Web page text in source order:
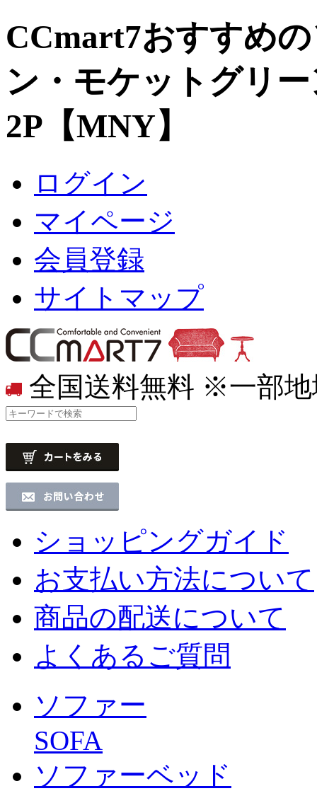
CCmart7おすすめ
ン・モケットグリ
2P【MNY】
ログイン
マイページ
会員登録
サイトマップ
全国送料無料 ※一部地
ショッピングガイド
お支払い方法について
商品の配送について
よくあるご質問
ソファー
SOFA
ソファーベッド